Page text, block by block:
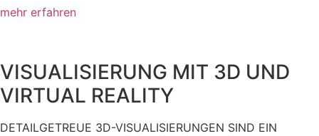
mehr erfahren
VISUALISIERUNG MIT 3D UND
VIRTUAL REALITY
DETAILGETREUE 3D-VISUALISIERUNGEN SIND EIN